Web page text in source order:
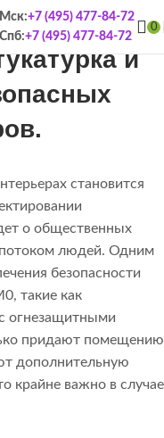
Мск:+7 (495) 477-84-72
Спб:+7 (495) 477-84-72
0
КМ0:
и
становится
о общественных
потоком людей. Одним
безопасности
такие как
огнезащитными
придают помещению
дополнительную
крайне важно в случае